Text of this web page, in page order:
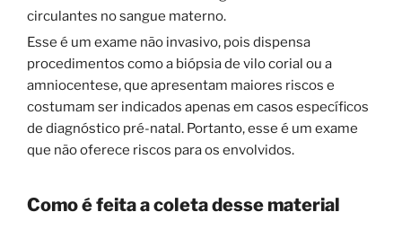
circulantes no sangue materno.
Esse é um exame não invasivo, pois dispensa
procedimentos como a biópsia de vilo corial ou a
amniocentese, que apresentam maiores riscos e
costumam ser indicados apenas em casos específicos
de diagnóstico pré-natal. Portanto, esse é um exame
que não oferece riscos para os envolvidos.
Como é feita a coleta desse material